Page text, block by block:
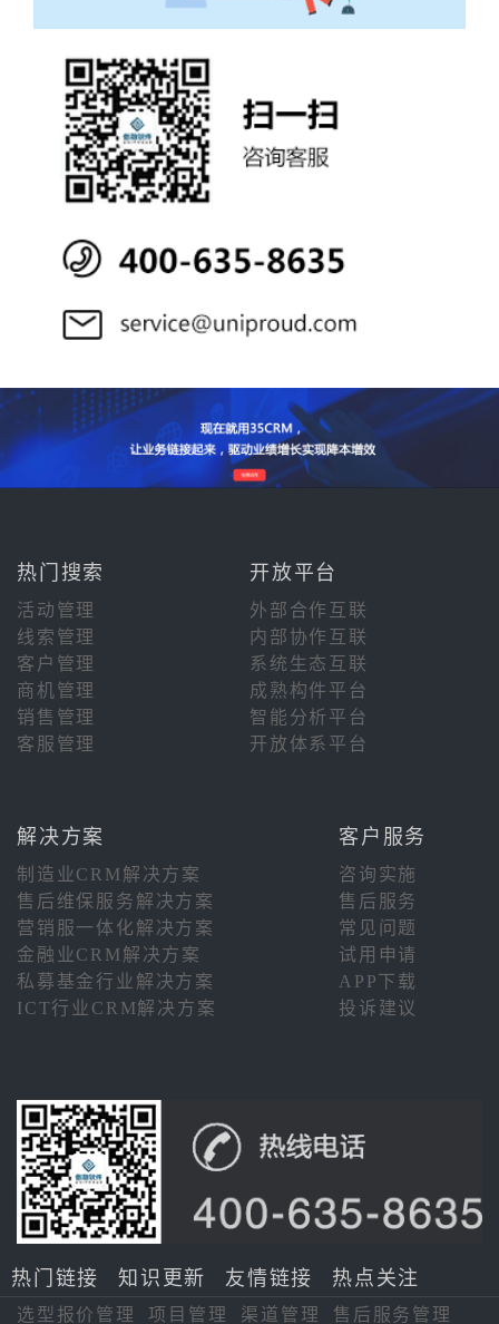
热门搜索 开放平台
活动管理
外部合作互联
线索管理
内部协作互联
客户管理
系统生态互联
商机管理
成熟构件平台
销售管理
智能分析平台
客服管理
开放体系平台
解决方案 客户服务
制造业CRM解决方案
咨询实施
售后维保服务解决方案
售后服务
营销服一体化解决方案
常见问题
金融业CRM解决方案
试用申请
私募基金行业解决方案
APP下载
ICT行业CRM解决方案
投诉建议
热门链接 知识更新 友情链接 热点关注
选型报价管理 项目管理 渠道管理 售后服务管理